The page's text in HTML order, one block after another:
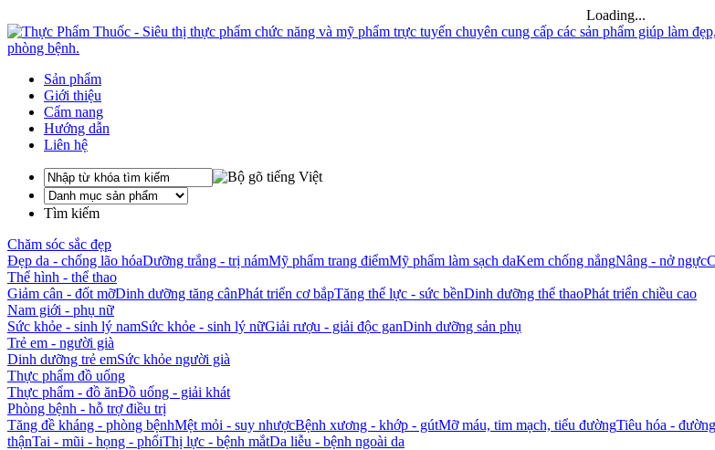
Loading...
Sản phẩm
Giới thiệu
Cẩm nang
Hướng dẫn
Liên hệ
Tìm kiếm
Chăm sóc sắc đẹp
Đẹp da - chống lão hóaDưỡng trắng - trị námMỹ phẩm trang điểmMỹ phẩm làm sạch daKem chống nắngNâng - nở ngực
Thể hình - thể thao
Giảm cân - đốt mỡDinh dưỡng tăng cânPhát triển cơ bắpTăng thể lực - sức bềnDinh dưỡng thể thaoPhát triển chiều cao
Nam giới - phụ nữ
Sức khỏe - sinh lý namSức khỏe - sinh lý nữGiải rượu - giải độc ganDinh dưỡng sản phụ
Trẻ em - người già
Dinh dưỡng trẻ emSức khỏe người già
Thực phẩm đồ uống
Thực phẩm - đồ ănĐồ uống - giải khát
Phòng bệnh - hỗ trợ điều trị
Tăng đề kháng - phòng bệnhMệt mỏi - suy nhượcBệnh xương - khớp - gútMỡ máu, tim mạch, tiểu đườngTiêu hóa -
thậnTai - mũi - họng - phổiThị lực - bệnh mắtDa liễu - bệnh ngoài da